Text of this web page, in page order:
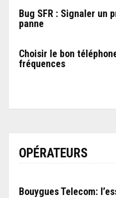
Bug SFR : Signaler un
panne
Choisir le bon
fréquences
OPÉRATEURS
Bouygues Telecom: